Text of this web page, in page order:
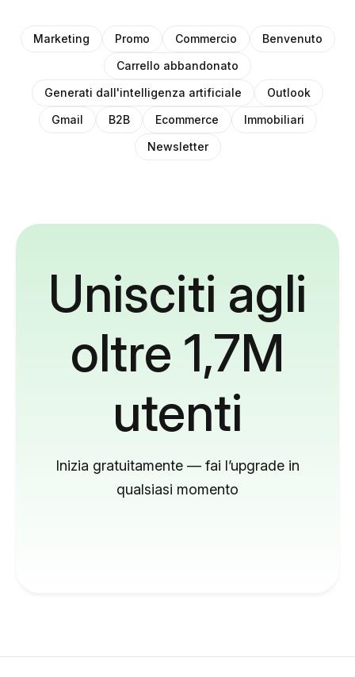
Marketing Promo Commercio
Benvenuto
Carrello abbandonato
Generati dall'intelligenza artificiale
Outlook
Gmail
B2B Ecommerce
Immobiliari
Newsletter
Unisciti agli
oltre 1,7M
utenti
Inizia gratuitamente — fai l’upgrade in
qualsiasi momento